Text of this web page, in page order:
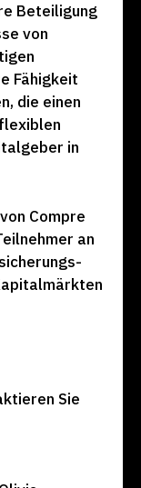
Beteiligung
von
Fähigkeit
die einen
in
Compre
an
Sie